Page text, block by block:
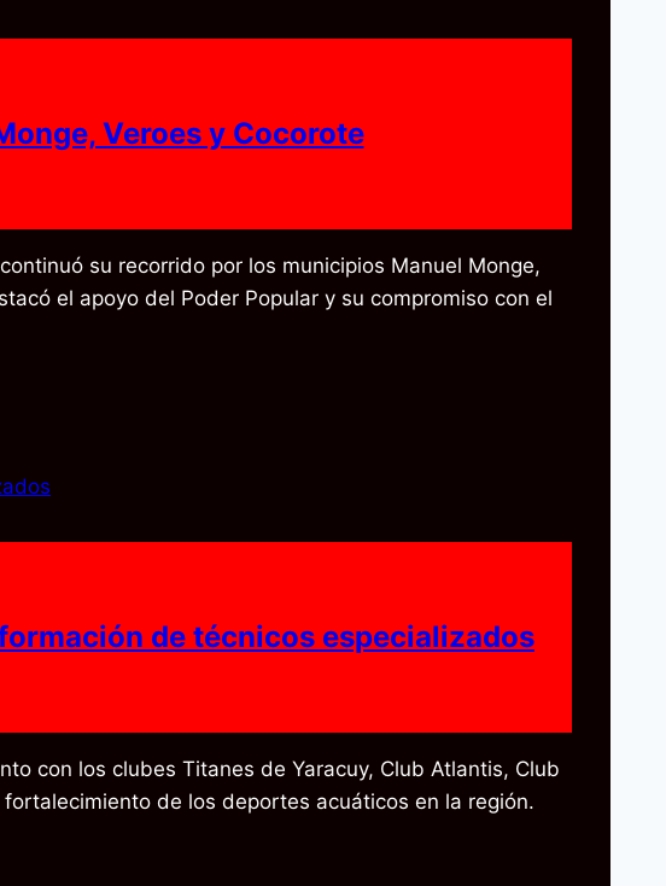
Veroes y Cocorote
su recorrido por los municipios Manuel Monge,
el apoyo del Poder Popular y su compromiso con el
de técnicos especializados
con los clubes Titanes de Yaracuy, Club Atlantis, Club
de los deportes acuáticos en la región.